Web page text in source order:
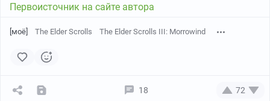
Первоисточник на сайте автора
[моё] The Elder Scrolls The Elder Scrolls III: Morrowind
18 72